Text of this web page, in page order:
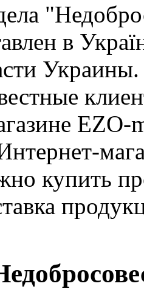
в
Украины.
EZO-
купить